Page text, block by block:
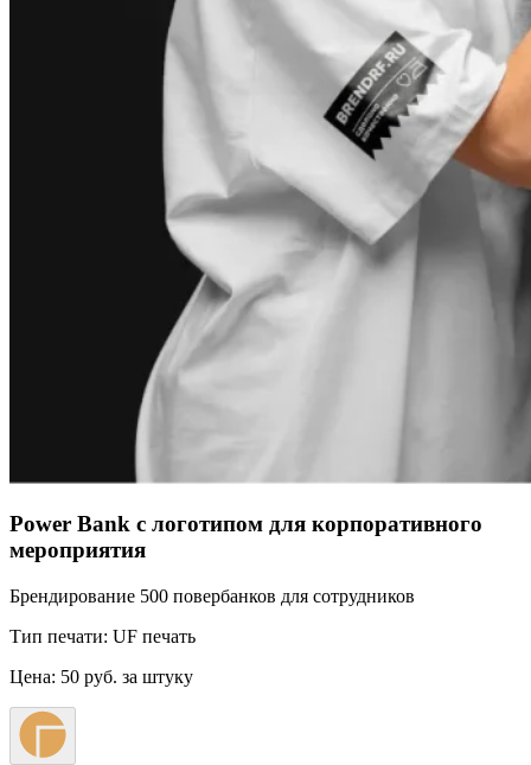
Power Bank с логотипом для корпоративного
мероприятия
Брендирование 500 повербанков для сотрудников
Тип печати: UF печать
Цена: 50 руб. за штуку